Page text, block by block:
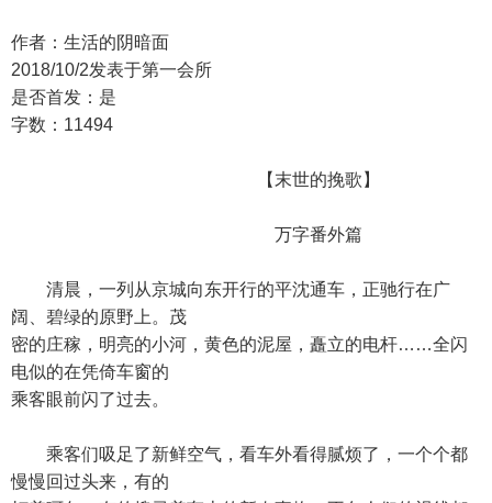
作者：生活的阴暗面
2018/10/2发表于第一会所
是否首发：是
字数：11494
【末世的挽歌】
万字番外篇
清晨，一列从京城向东开行的平沈通车，正驰行在广
阔、碧绿的原野上。茂
密的庄稼，明亮的小河，黄色的泥屋，矗立的电杆……全闪
电似的在凭倚车窗的
乘客眼前闪了过去。
乘客们吸足了新鲜空气，看车外看得腻烦了，一个个都
慢慢回过头来，有的